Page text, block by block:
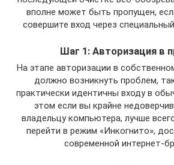
вполне может быть пропущен,
совершите вход через
Шаг 1: Авторизация в
На этапе авторизации в
должно возникнуть проблем,
практически идентичны входу в
этом если вы крайне
владельцу компьютера, лучше
перейти в режим «Инкогнито»,
современной интернет-